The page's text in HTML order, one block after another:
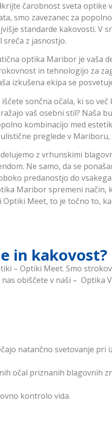
čarobnost sveta optike v
smo zavezanec za
standarde kakovosti. V
sreča z jasnostjo.
optika Maribor je vaša
in tehnologijo za
izkušena ekipa se
iščete sončna očala, ki so
vaš osebni stil? Naša
kombinacijo med
preglede v Mariboru,
z vrhunskimi
Ne samo, da se
predanostjo do
Maribor spremeni način,
Optiki Meet, to je točno to,
in kakovost?
– Optiki Meet. Smo
obiščete v naši – Optika
natančno svetovanje
očal priznanih blagovnih
kontrolo vida.